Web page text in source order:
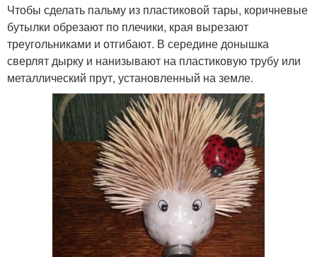
Чтобы сделать пальму из пластиковой тары, коричневые
бутылки обрезают по плечики, края вырезают
треугольниками и отгибают. В середине донышка
сверлят дырку и нанизывают на пластиковую трубу или
металлический прут, установленный на земле.